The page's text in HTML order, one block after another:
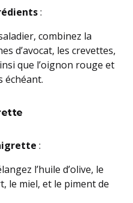
:
combinez la
d’avocat, les crevettes,
que l’oignon rouge et
échéant.
:
l’huile d’olive, le
le miel, et le piment de